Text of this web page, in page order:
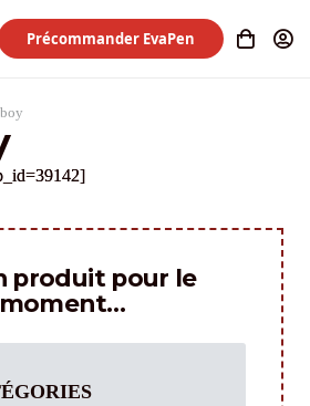
Précommander EvaPen
produit pour le
moment…